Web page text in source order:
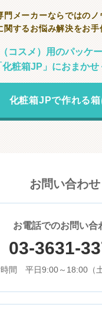
門メーカーならではのノ
関するお悩み解決をお手
コスメ）用のパッケ
化粧箱JP」におまか
化粧箱JPで作れる箱
お問い合わせ
お電話でのお問い合
03-3631-
間 平日9:00～18:00（土